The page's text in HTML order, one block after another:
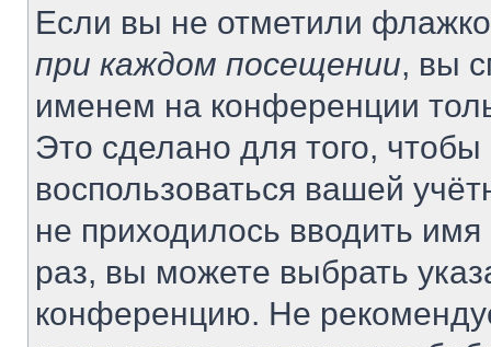
Если вы не отметили
при каждом посещении, вы
именем на конференции
Это сделано для того, чтобы
воспользоваться вашей
не приходилось вводить
раз, вы можете выбрать
конференцию. Не